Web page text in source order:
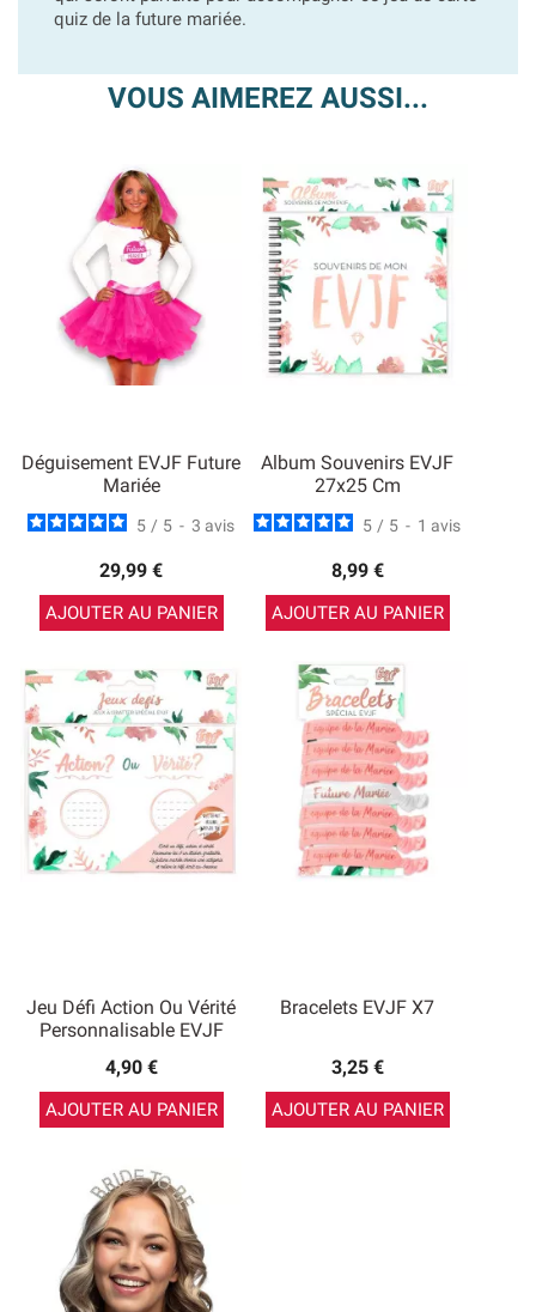
quiz de la future mariée.
VOUS AIMEREZ AUSSI...
Déguisement EVJF Future
Mariée
5 / 5 - 3 avis
29,99 €
AJOUTER AU PANIER
Album Souvenirs EVJF
27x25 Cm
5 / 5 - 1 avis
8,99 €
AJOUTER AU PANIER
Jeu Défi Action Ou Vérité
Personnalisable EVJF
4,90 €
AJOUTER AU PANIER
Bracelets EVJF X7
3,25 €
AJOUTER AU PANIER